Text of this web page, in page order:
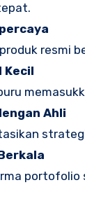
resmi
Kecil
Ahli